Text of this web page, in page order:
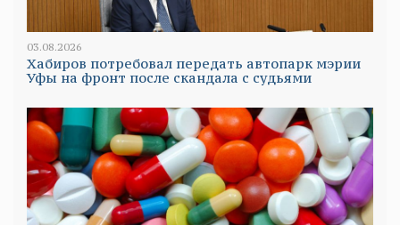
03.08.2026
Хабиров потребовал передать автопарк мэрии
Уфы на фронт после скандала с судьями